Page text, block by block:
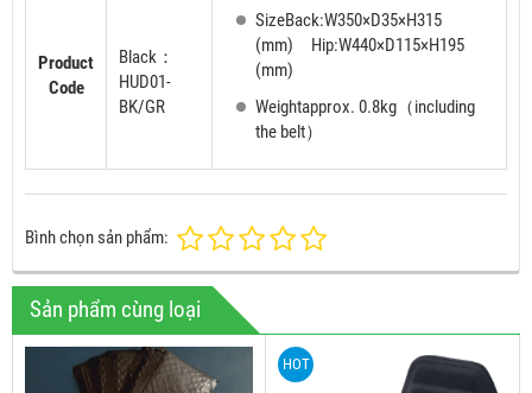
Product
Code
Black：
HUD01-
BK/GR
SizeBack:W350×D35×H315
(mm) Hip:W440×D115×H195
(mm)
Weightapprox. 0.8kg（including
the belt）
Bình chọn sản phẩm:
Sản phẩm cùng loại
HOT